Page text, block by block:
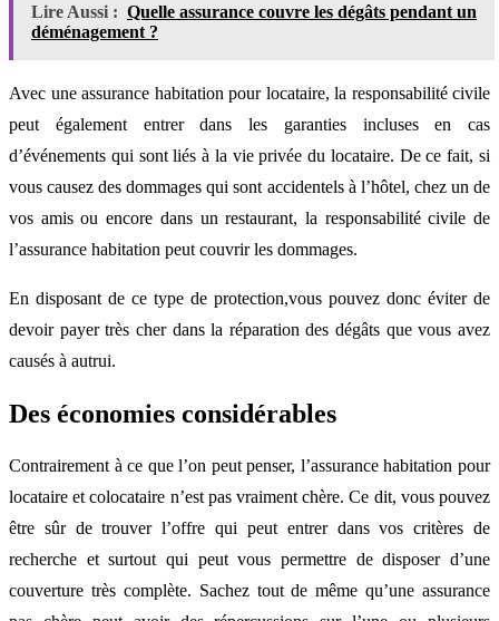
Lire Aussi : Quelle assurance couvre les dégâts pendant un
déménagement ?
Avec une assurance habitation pour locataire, la responsabilité civile
peut également entrer dans les garanties incluses en cas
d’événements qui sont liés à la vie privée du locataire. De ce fait, si
vous causez des dommages qui sont accidentels à l’hôtel, chez un de
vos amis ou encore dans un restaurant, la responsabilité civile de
l’assurance habitation peut couvrir les dommages.
En disposant de ce type de protection,vous pouvez donc éviter de
devoir payer très cher dans la réparation des dégâts que vous avez
causés à autrui.
Des économies considérables
Contrairement à ce que l’on peut penser, l’assurance habitation pour
locataire et colocataire n’est pas vraiment chère. Ce dit, vous pouvez
être sûr de trouver l’offre qui peut entrer dans vos critères de
recherche et surtout qui peut vous permettre de disposer d’une
couverture très complète. Sachez tout de même qu’une assurance